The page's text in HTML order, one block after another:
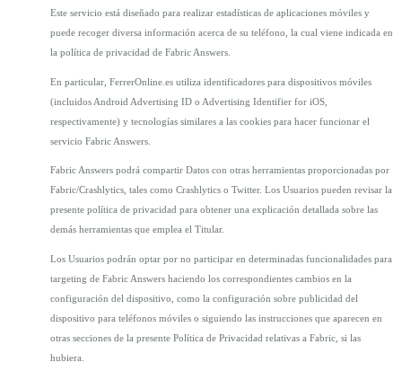
Este servicio está diseñado para realizar estadísticas de aplicaciones móviles y
puede recoger diversa información acerca de su teléfono, la cual viene indicada en
la política de privacidad de Fabric Answers.
En particular, FerrerOnline.es utiliza identificadores para dispositivos móviles
(incluidos Android Advertising ID o Advertising Identifier for iOS,
respectivamente) y tecnologías similares a las cookies para hacer funcionar el
servicio Fabric Answers.
Fabric Answers podrá compartir Datos con otras herramientas proporcionadas por
Fabric/Crashlytics, tales como Crashlytics o Twitter. Los Usuarios pueden revisar la
presente política de privacidad para obtener una explicación detallada sobre las
demás herramientas que emplea el Titular.
Los Usuarios podrán optar por no participar en determinadas funcionalidades para
targeting de Fabric Answers haciendo los correspondientes cambios en la
configuración del dispositivo, como la configuración sobre publicidad del
dispositivo para teléfonos móviles o siguiendo las instrucciones que aparecen en
otras secciones de la presente Política de Privacidad relativas a Fabric, si las
hubiera.